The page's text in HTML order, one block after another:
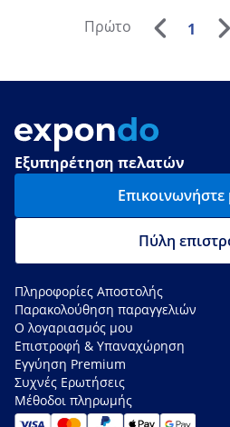
Πρώτο 1
Εξυπηρέτηση πελατών
Επικοινωνήστε
Πύλη
Πληροφορίες Αποστολής
Παρακολούθηση παραγγελιών
Ο λογαριασμός μου
Επιστροφή & Υπαναχώρηση
Εγγύηση Premium
Συχνές Ερωτήσεις
Μέθοδοι πληρωμής